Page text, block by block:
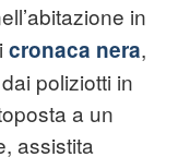
in
cronaca nera,
poliziotti in
a un
assistita